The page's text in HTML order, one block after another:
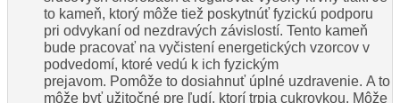
to kameň, ktorý môže tiež poskytnúť fyzickú podporu
pri odvykaní od nezdravých závislostí. Tento kameň
bude pracovať na vyčistení energetických vzorcov v
podvedomí, ktoré vedú k ich fyzickým
prejavom. Pomôže to dosiahnuť úplné uzdravenie. A to
môže byť užitočné pre ľudí, ktorí trpia cukrovkou. Môže